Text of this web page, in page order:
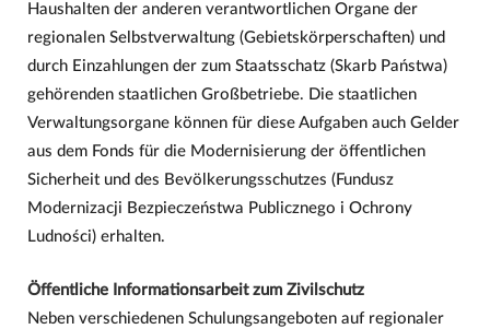
Haushalten der anderen verantwortlichen Organe der
regionalen Selbstverwaltung (Gebietskörperschaften) und
durch Einzahlungen der zum Staatsschatz (Skarb Państwa)
gehörenden staatlichen Großbetriebe. Die staatlichen
Verwaltungsorgane können für diese Aufgaben auch Gelder
aus dem Fonds für die Modernisierung der öffentlichen
Sicherheit und des Bevölkerungsschutzes (Fundusz
Modernizacji Bezpieczeństwa Publicznego i Ochrony
Ludności) erhalten.
Öffentliche Informationsarbeit zum Zivilschutz
Neben verschiedenen Schulungsangeboten auf regionaler